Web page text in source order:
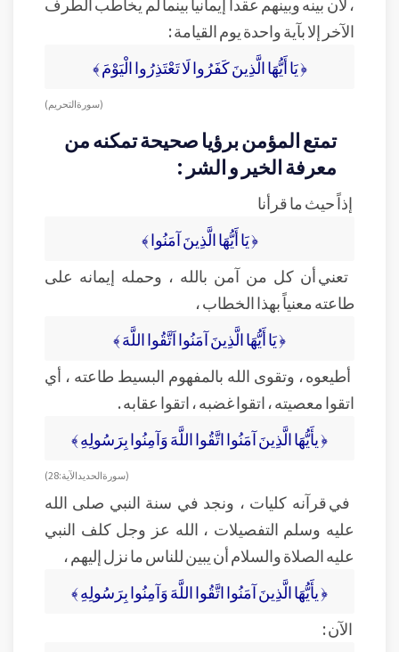
الآخر إلا بآية واحدة يوم القيامة :
﴿ يَا أَيُّهَا الَّذِينَ كَفَرُوا لَا تَعْتَذِرُوا الْيَوْمَ ﴾
( سورة التحريم )
تمتع المؤمن برؤيا صحيحة تمكنه من
معرفة الخير و الشر :
إذاً حيث ما قرأنا
﴿ يَا أَيُّهَا الَّذِينَ آمَنُوا ﴾
تعني أن كل من آمن بالله ، وحمله إيمانه على
طاعته معنياً بهذا الخطاب ،
﴿ يَا أَيُّهَا الَّذِينَ آمَنُوا اَتَّقُوا اللَّهَ ﴾
أطيعوه ، وتقوى الله بالمفهوم البسيط طاعته ، أي
اتقوا معصيته ، اتقوا غضبه ، اتقوا عقابه .
﴿ يأَيُّهَا الَّذِينَ آمَنُوا اتَّقُوا اللَّهَ وَآمِنُوا بِرَسُولِهِ ﴾
( سورة الحديد الآية : 28 )
في قرآنه كليات ، ونجد في سنة النبي صلى الله
عليه وسلم التفصيلات ، الله عز وجل كلف النبي
عليه الصلاة والسلام أن يبين للناس ما نزل إليهم ،
﴿ يأَيُّهَا الَّذِينَ آمَنُوا اتَّقُوا اللَّهَ وَآمِنُوا بِرَسُولِهِ ﴾
الآن :